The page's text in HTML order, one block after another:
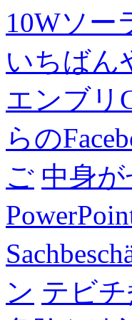
10Wソー
いちばん
エンブリ
らの
ご 中身
ン テビ